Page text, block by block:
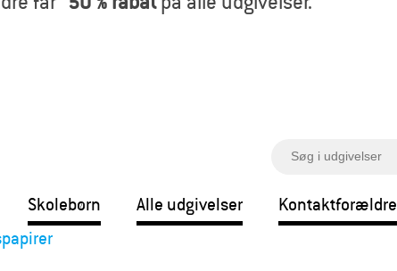
S
Skolebørn Alle udgivelser Kontaktforældre